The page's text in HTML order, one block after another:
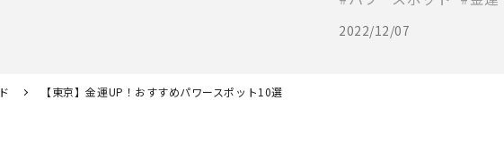
2022/12/07
【東京】金運UP！おすすめパワースポット10選